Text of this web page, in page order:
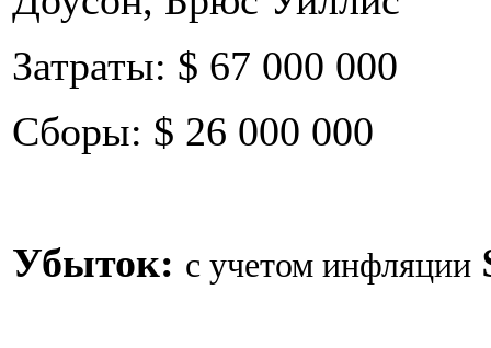
Затраты: $ 67 000 000
Сборы: $ 26 000 000
Убыток: с учетом инфляции